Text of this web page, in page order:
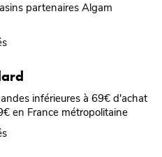
partenaires Algam
inférieures à 69€ d'achat
en France métropolitaine